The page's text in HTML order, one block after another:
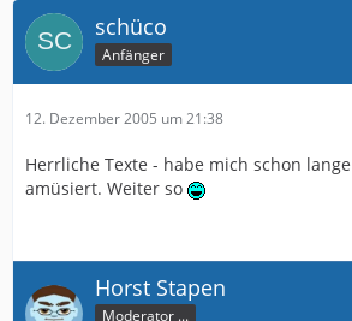
schüco
Anfänger
12. Dezember 2005 um 21:38
Herrliche Texte - habe mich schon
amüsiert. Weiter so
Horst Stapen
Moderator ...